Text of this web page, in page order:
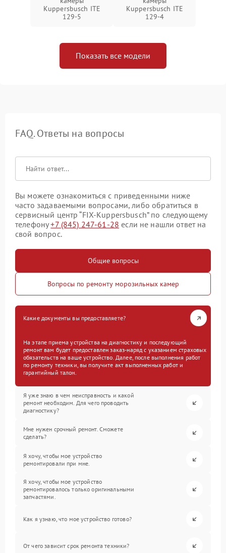
Kuppersbusch ITE
129-5
Kuppersbusch ITE
129-4
Показать все модели
FAQ. Ответы на вопросы
Вы можете ознакомиться с приведенными ниже
часто задаваемыми вопросами, либо обратиться в
сервисный центр “FIX-Kuppersbusch” по следующему
телефону+7 (845) 247-61-28 если не нашли ответ на
свой вопрос.
Общие вопросы
Вопросы по ремонту морозильных камер
Какие документы вы предоставляете?
На этапе приема устройства на диагностику и последующий
ремонт вам будет предоставлен заказ-наряд с указанием страховых
обязательств на ваше устройство. Далее, после выполнения работ
по ремонту техники, вы получите акт выполненных работ и
гарантийный талон.
Я уже знаю в чем неисправность и какой
ремонт необходим. Для чего проводить
диагностику?
Мне нужен срочный ремонт. Сможете
сделать?
Я хочу, чтобы мое устройство
ремонтировали при мне.
Я хочу, чтобы мое устройство
ремонтировалось только оригинальными
запчастями.
Как я узнаю, что мое устройство готово?
От чего зависит срок ремонта техники?